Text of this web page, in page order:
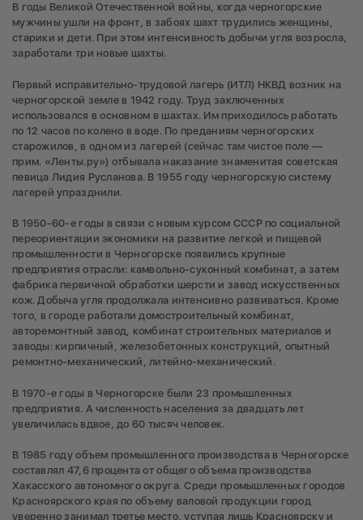
В годы Великой Отечественной войны, когда черногорские
мужчины ушли на фронт, в забоях шахт трудились женщины,
старики и дети. При этом интенсивность добычи угля возросла,
заработали три новые шахты.
Первый исправительно-трудовой лагерь (ИТЛ) НКВД возник на
черногорской земле в 1942 году. Труд заключенных
использовался в основном в шахтах. Им приходилось работать
по 12 часов по колено в воде. По преданиям черногорских
старожилов, в одном из лагерей (сейчас там чистое поле —
прим. «Ленты.ру») отбывала наказание знаменитая советская
певица Лидия Русланова. В 1955 году черногорскую систему
лагерей упразднили.
В 1950-60-е годы в связи с новым курсом СССР по социальной
переориентации экономики на развитие легкой и пищевой
промышленности в Черногорске появились крупные
предприятия отрасли: камвольно-суконный комбинат, а затем
фабрика первичной обработки шерсти и завод искусственных
кож. Добыча угля продолжала интенсивно развиваться. Кроме
того, в городе работали домостроительный комбинат,
авторемонтный завод, комбинат строительных материалов и
заводы: кирпичный, железобетонных конструкций, опытный
ремонтно-механический, литейно-механический.
В 1970-е годы в Черногорске были 23 промышленных
предприятия. А численность населения за двадцать лет
увеличилась вдвое, до 60 тысяч человек.
В 1985 году объем промышленного производства в Черногорске
составлял 47,6 процента от общего объема производства
Хакасского автономного округа. Среди промышленных городов
Красноярского края по объему валовой продукции город
уверенно занимал третье место, уступая лишь Красноярску и